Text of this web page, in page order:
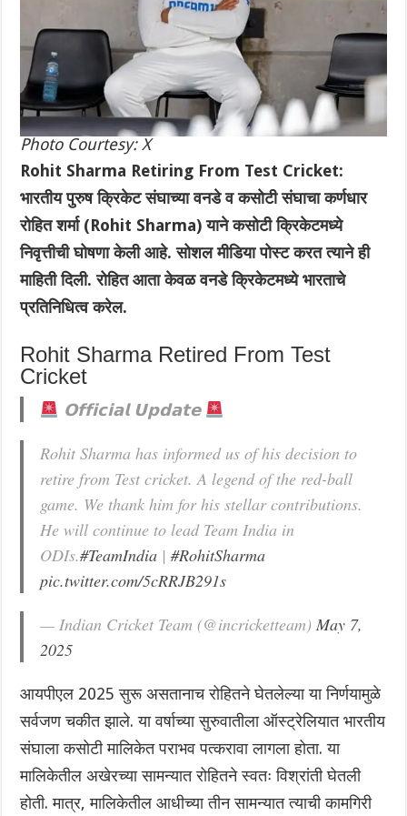
Photo Courtesy: X
Rohit Sharma Retiring From Test Cricket:
भारतीय पुरुष क्रिकेट संघाच्या वनडे व कसोटी संघाचा कर्णधार
रोहित शर्मा (Rohit Sharma) याने कसोटी क्रिकेटमध्ये
निवृत्तीची घोषणा केली आहे. सोशल मीडिया पोस्ट करत त्याने ही
माहिती दिली. रोहित आता केवळ वनडे क्रिकेटमध्ये भारताचे
प्रतिनिधित्व करेल.
Rohit Sharma Retired From Test
Cricket
𝗢𝗳𝗳𝗶𝗰𝗶𝗮𝗹 𝗨𝗽𝗱𝗮𝘁𝗲
Rohit Sharma has informed us of his decision to
retire from Test cricket. A legend of the red-ball
game. We thank him for his stellar contributions.
He will continue to lead Team India in
ODIs.#TeamIndia |#RohitSharma
pic.twitter.com/5cRRJB291s
— Indian Cricket Team (@incricketteam)May 7,
2025
आयपीएल 2025 सुरू असतानाच रोहितने घेतलेल्या या निर्णयामुळे
सर्वजण चकीत झाले. या वर्षाच्या सुरुवातीला ऑस्ट्रेलियात भारतीय
संघाला कसोटी मालिकेत पराभव पत्करावा लागला होता. या
मालिकेतील अखेरच्या सामन्यात रोहितने स्वतः विश्रांती घेतली
होती. मात्र, मालिकेतील आधीच्या तीन सामन्यात त्याची कामगिरी